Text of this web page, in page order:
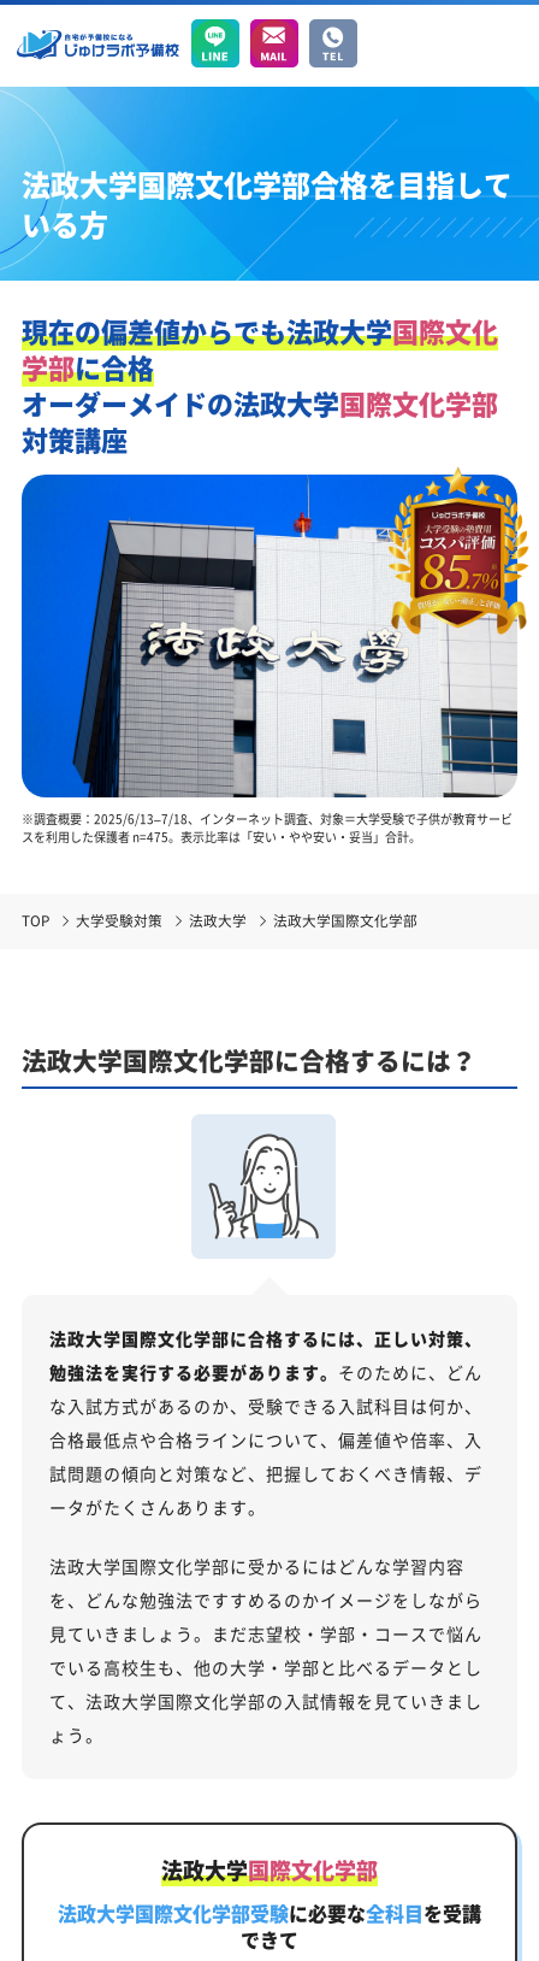
法政大学国際文化学部合格を目指して
いる方
現在の偏差値からでも法政大学国際文化
学部に合格
オーダーメイドの法政大学国際文化学部
対策講座
※調査概要：2025/6/13–7/18、インターネット調査、対象＝大学受験で子供が教育サービ
スを利用した保護者 n=475。表示比率は「安い・やや安い・妥当」合計。
TOP 大学受験対策 法政大学 法政大学国際文化学部
法政大学国際文化学部に合格するには？
法政大学国際文化学部に合格するには、正しい対策、
勉強法を実行する必要があります。 そのために、どん
な入試方式があるのか、受験できる入試科目は何か、
合格最低点や合格ラインについて、偏差値や倍率、入
試問題の傾向と対策など、把握しておくべき情報、デ
ータがたくさんあります。
法政大学国際文化学部に受かるにはどんな学習内容
を、どんな勉強法ですすめるのかイメージをしながら
見ていきましょう。まだ志望校・学部・コースで悩ん
でいる高校生も、他の大学・学部と比べるデータとし
て、法政大学国際文化学部の入試情報を見ていきまし
ょう。
法政大学国際文化学部
法政大学国際文化学部受験に必要な全科目を受講
できて